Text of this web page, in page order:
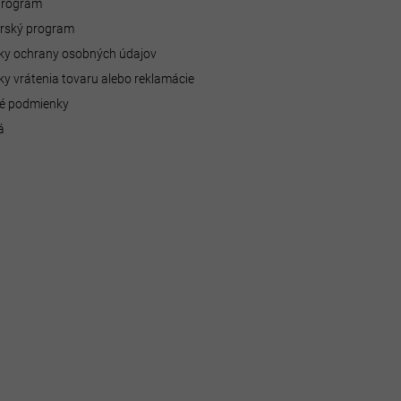
program
ochrany osobných údajov
vrátenia tovaru alebo reklamácie
podmienky